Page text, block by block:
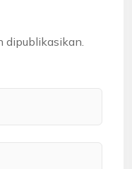
dipublikasikan.